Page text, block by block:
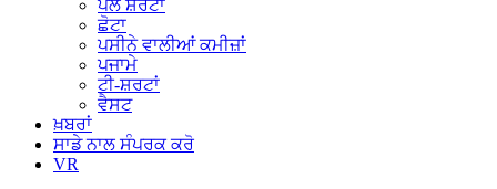
ਪੋਲੋ ਸ਼ਰਟਾਂ
ਛੋਟਾ
ਪਸੀਨੇ ਵਾਲੀਆਂ ਕਮੀਜ਼ਾਂ
ਪਜਾਮੇ
ਟੀ-ਸ਼ਰਟਾਂ
ਵੈਸਟ
ਖ਼ਬਰਾਂ
ਸਾਡੇ ਨਾਲ ਸੰਪਰਕ ਕਰੋ
VR